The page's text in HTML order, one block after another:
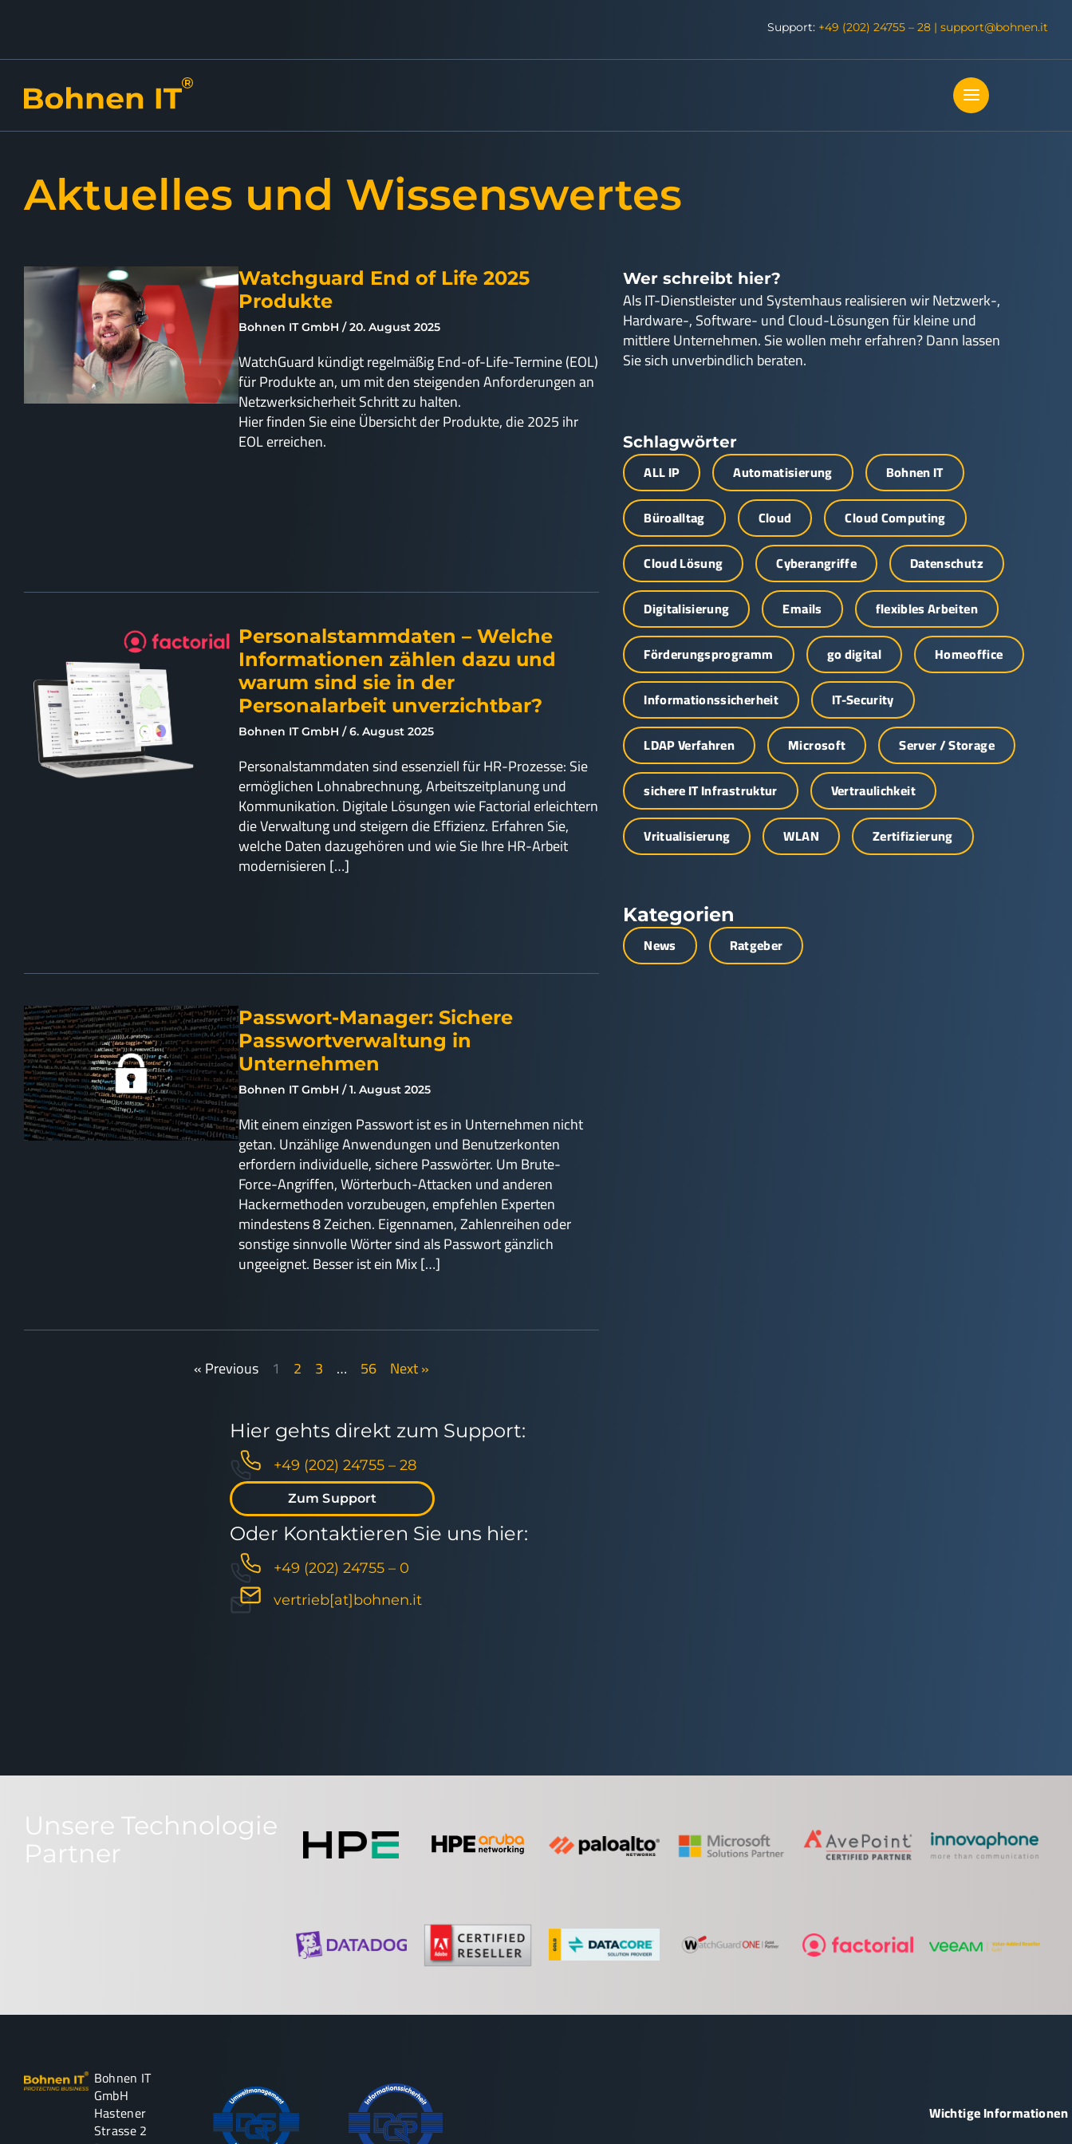
Support: +49 (202) 24755 – 28 | support@bohnen.it
Aktuelles und Wissenswertes
Watchguard End of Life 2025
Produkte
Bohnen IT GmbH 20. August 2025
WatchGuard kündigt regelmäßig End-of-Life-Termine (EOL)
für Produkte an, um mit den steigenden Anforderungen an
Netzwerksicherheit Schritt zu halten.
Hier finden Sie eine Übersicht der Produkte, die 2025 ihr
EOL erreichen.
Personalstammdaten – Welche
Informationen zählen dazu und
warum sind sie in der
Personalarbeit unverzichtbar?
Bohnen IT GmbH 6. August 2025
Personalstammdaten sind essenziell für HR-Prozesse: Sie
ermöglichen Lohnabrechnung, Arbeitszeitplanung und
Kommunikation. Digitale Lösungen wie Factorial erleichtern
die Verwaltung und steigern die Effizienz. Erfahren Sie,
welche Daten dazugehören und wie Sie Ihre HR-Arbeit
modernisieren […]
Passwort-Manager: Sichere
Passwortverwaltung in
Unternehmen
Bohnen IT GmbH 1. August 2025
Mit einem einzigen Passwort ist es in Unternehmen nicht
getan. Unzählige Anwendungen und Benutzerkonten
erfordern individuelle, sichere Passwörter. Um Brute-
Force-Angriffen, Wörterbuch-Attacken und anderen
Hackermethoden vorzubeugen, empfehlen Experten
mindestens 8 Zeichen. Eigennamen, Zahlenreihen oder
sonstige sinnvolle Wörter sind als Passwort gänzlich
ungeeignet. Besser ist ein Mix […]
« Previous 1 2 3 … 56 Next »
Wer schreibt hier?
Als IT-Dienstleister und Systemhaus realisieren wir Netzwerk-,
Hardware-, Software- und Cloud-Lösungen für kleine und
mittlere Unternehmen. Sie wollen mehr erfahren? Dann lassen
Sie sich unverbindlich beraten.
Schlagwörter
ALL IP Automatisierung
Bohnen IT
Büroalltag
Cloud
Cloud Computing
Cloud Lösung
Cyberangriffe
Datenschutz
Digitalisierung
Emails
flexibles Arbeiten
Förderungsprogramm
go digital
Homeoffice
Informationssicherheit
IT-Security
LDAP Verfahren
Microsoft
Server / Storage
sichere IT Infrastruktur
Vertraulichkeit
Vritualisierung
WLAN Zertifizierung
Kategorien
News Ratgeber
Hier gehts direkt zum Support:
+49 (202) 24755 – 28
Zum Support
Oder Kontaktieren Sie uns hier:
+49 (202) 24755 – 0
vertrieb[at]bohnen.it
Unsere Technologie
Partner
Bohnen IT
GmbH
Hastener
Strasse 2
Wichtige Informationen